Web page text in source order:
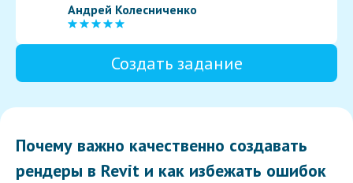
Андрей Колесниченко
Создать задание
Почему важно качественно создавать
рендеры в Revit и как избежать ошибок